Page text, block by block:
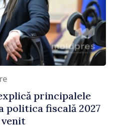
principalele
politica fiscală 2027